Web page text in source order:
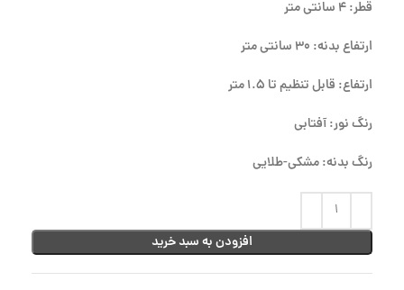
قطر: 4 سانتی متر
ارتفاع بدنه: 30 سانتی متر
ارتفاع: قابل تنظیم تا 1.5 متر
رنگ نور: آفتابی
رنگ بدنه: مشکی-طلایی
افزودن به سبد خرید